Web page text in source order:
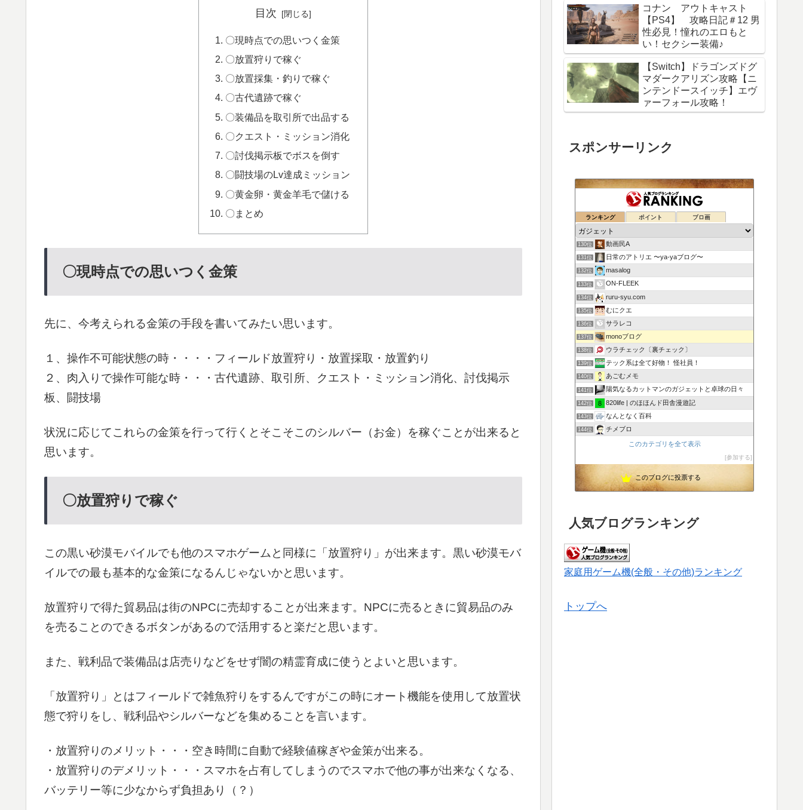
目次
〇現時点での思いつく金策
〇放置狩りで稼ぐ
〇放置採集・釣りで稼ぐ
〇古代遺跡で稼ぐ
〇装備品を取引所で出品する
〇クエスト・ミッション消化
〇討伐掲示板でボスを倒す
〇闘技場のLv達成ミッション
〇黄金卵・黄金羊毛で儲ける
〇まとめ
〇現時点での思いつく金策
先に、今考えられる金策の手段を書いてみたい思います。
１、操作不可能状態の時・・・・フィールド放置狩り・放置採取・放置釣り
２、肉入りで操作可能な時・・・古代遺跡、取引所、クエスト・ミッション消化、討伐掲示
板、闘技場
状況に応じてこれらの金策を行って行くとそこそこのシルバー（お金）を稼ぐことが出来ると
思います。
〇放置狩りで稼ぐ
この黒い砂漠モバイルでも他のスマホゲームと同様に「放置狩り」が出来ます。黒い砂漠モバ
イルでの最も基本的な金策になるんじゃないかと思います。
放置狩りで得た貿易品は街のNPCに売却することが出来ます。NPCに売るときに貿易品のみ
を売ることのできるボタンがあるので活用すると楽だと思います。
また、戦利品で装備品は店売りなどをせず闇の精霊育成に使うとよいと思います。
「放置狩り」とはフィールドで雑魚狩りをするんですがこの時にオート機能を使用して放置状
態で狩りをし、戦利品やシルバーなどを集めることを言います。
・放置狩りのメリット・・・空き時間に自動で経験値稼ぎや金策が出来る。
・放置狩りのデメリット・・・スマホを占有してしまうのでスマホで他の事が出来なくなる、
バッテリー等に少なからず負担あり（？）
コナン アウトキャスト
【PS4】 攻略日記＃12 男
性必見！憧れのエロもと
い！セクシー装備♪
【Switch】ドラゴンズドグ
マダークアリズン攻略【ニ
ンテンドースイッチ】エヴ
ァーフォール攻略！
スポンサーリンク
ランキング ポイント ブロ画
130位 動画民A
131位 日常のアトリエ 〜ya-yaブログ〜
132位 masalog
133位 ON-FLEEK
134位 ruru-syu.com
135位 むにクエ
136位 サラレコ
137位 monoブログ
138位 ウラチェック〔裏チェック〕
139位 テック系は全て好物！ 怪社員！
140位 あごむメモ
141位 陽気なるカットマンのガジェットと卓球の日々
142位 820life | のほほんド田舎漫遊記
143位 なんとなく百科
144位 チメブロ
このカテゴリを全て表示
参加する
このブログに投票する
人気ブログランキング
家庭用ゲーム機(全般・その他)ランキング
トップへ